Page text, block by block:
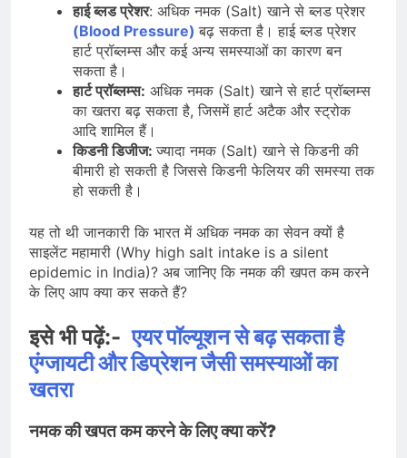
हाई ब्लड प्रेशर: अधिक नमक (Salt) खाने से ब्लड प्रेशर
(Blood Pressure)बढ़ सकता है। हाई ब्लड प्रेशर
हार्ट प्रॉब्लम्स और कई अन्य समस्याओं का कारण बन
सकता है।
हार्ट प्रॉब्लम्स: अधिक नमक (Salt) खाने से हार्ट प्रॉब्लम्स
का खतरा बढ़ सकता है, जिसमें हार्ट अटैक और स्ट्रोक
आदि शामिल हैं।
किडनी डिजीज:ज्यादा नमक (Salt) खाने से किडनी की
बीमारी हो सकती है जिससे किडनी फेलियर की समस्या तक
हो सकती है।
यह तो थी जानकारी कि भारत में अधिक नमक का सेवन क्यों है
साइलेंट महामारी (Why high salt intake is a silent
epidemic in India)? अब जानिए कि नमक की खपत कम करने
के लिए आप क्या कर सकते हैं?
इसे भी पढ़ें:-एयर पॉल्यूशन से बढ़ सकता है
एंग्जायटी और डिप्रेशन जैसी समस्याओं का
खतरा
नमक की खपत कम करने के लिए क्या करें?